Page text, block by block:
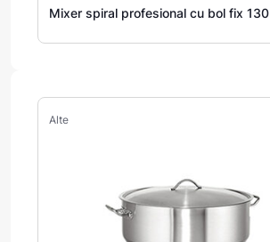
Mixer spiral profesional cu bol fix 130
Alte